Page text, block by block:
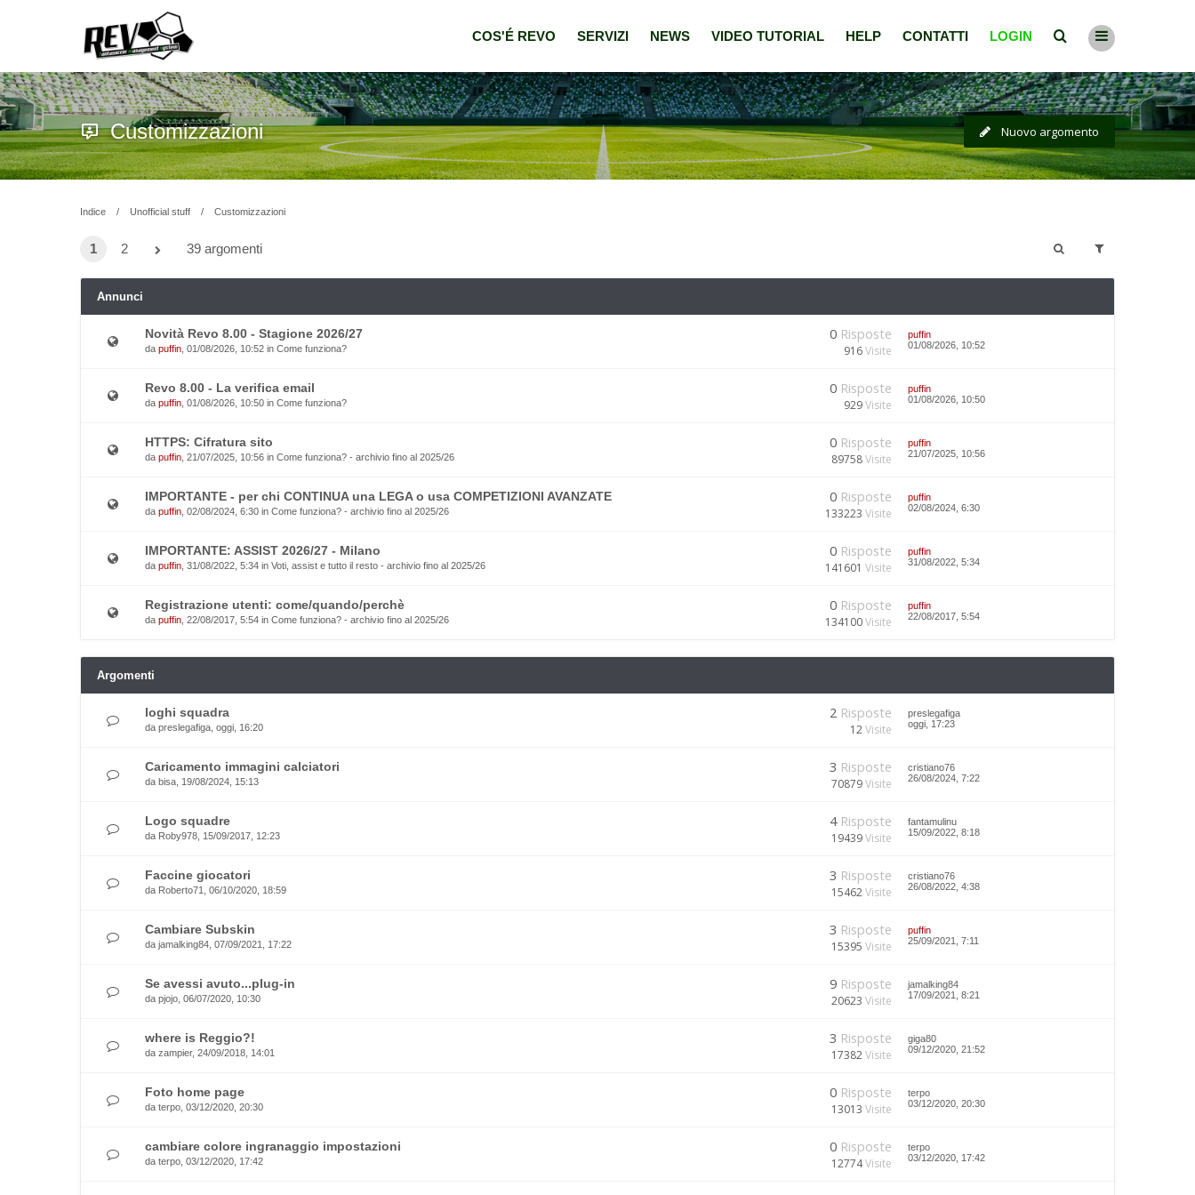
COS'É REVO SERVIZI NEWS VIDEO TUTORIAL HELP CONTATTI LOGIN
Customizzazioni Nuovo argomento
Indice Unofficial stuff Customizzazioni
1 2 39 argomenti
Annunci
Novità Revo 8.00 - Stagione 2026/27
da puffin , 01/08/2026, 10:52 in Come funziona?
0 Risposte
916Visite
puffin
01/08/2026, 10:52
Revo 8.00 - La verifica email
da puffin , 01/08/2026, 10:50 in Come funziona?
0 Risposte
929Visite
puffin
01/08/2026, 10:50
HTTPS: Cifratura sito
da puffin , 21/07/2025, 10:56 in Come funziona? - archivio fino al 2025/26
0 Risposte
89758Visite
puffin
21/07/2025, 10:56
IMPORTANTE - per chi CONTINUA una LEGA o usa COMPETIZIONI AVANZATE
da puffin , 02/08/2024, 6:30 in Come funziona? - archivio fino al 2025/26
0 Risposte
133223 Visite
puffin
02/08/2024, 6:30
IMPORTANTE: ASSIST 2026/27 - Milano
da puffin , 31/08/2022, 5:34 in Voti, assist e tutto il resto - archivio fino al 2025/26
0 Risposte
141601 Visite
puffin
31/08/2022, 5:34
Registrazione utenti: come/quando/perchè
da puffin , 22/08/2017, 5:54 in Come funziona? - archivio fino al 2025/26
0 Risposte
134100Visite
puffin
22/08/2017, 5:54
Argomenti
loghi squadra
da preslegafiga , oggi, 16:20
2 Risposte
12Visite
preslegafiga
oggi, 17:23
Caricamento immagini calciatori
da bisa , 19/08/2024, 15:13
3 Risposte
70879Visite
cristiano76
26/08/2024, 7:22
Logo squadre
da Roby978 , 15/09/2017, 12:23
4 Risposte
19439Visite
fantamulinu
15/09/2022, 8:18
Faccine giocatori
da Roberto71 , 06/10/2020, 18:59
3 Risposte
15462Visite
cristiano76
26/08/2022, 4:38
Cambiare Subskin
da jamalking84 , 07/09/2021, 17:22
3 Risposte
15395 Visite
puffin
25/09/2021, 7:11
Se avessi avuto...plug-in
da pjojo , 06/07/2020, 10:30
9 Risposte
20623 Visite
jamalking84
17/09/2021, 8:21
where is Reggio?!
da zampier, 24/09/2018, 14:01
3 Risposte
17382Visite
giga80
09/12/2020, 21:52
Foto home page
da terpo , 03/12/2020, 20:30
0 Risposte
13013 Visite
terpo
03/12/2020, 20:30
cambiare colore ingranaggio impostazioni
da terpo , 03/12/2020, 17:42
0 Risposte
12774Visite
terpo
03/12/2020, 17:42